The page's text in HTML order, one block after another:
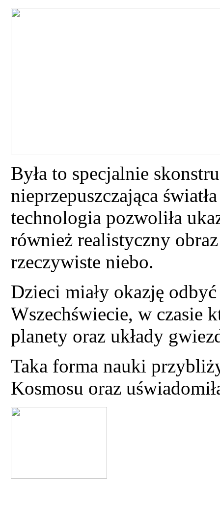
Była to specjalnie
nieprzepuszczająca
technologia pozwoliła
również realistyczny
rzeczywiste niebo.
Dzieci miały okazję
Wszechświecie, w czasie
planety oraz układy
Taka forma nauki
Kosmosu oraz